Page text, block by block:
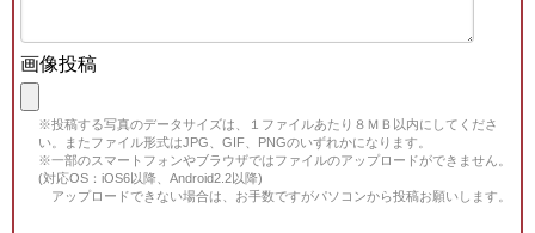
画像投稿
※投稿する写真のデータサイズは、１ファイルあたり８ＭＢ以内にしてくださ
い。またファイル形式はJPG、GIF、PNGのいずれかになります。
※一部のスマートフォンやブラウザではファイルのアップロードができません。
(対応OS：iOS6以降、Android2.2以降)
アップロードできない場合は、お手数ですがパソコンから投稿お願いします。